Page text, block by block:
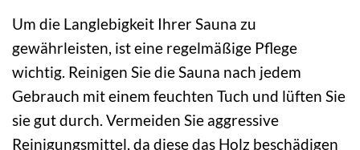
Um die Langlebigkeit Ihrer Sauna zu
gewährleisten, ist eine regelmäßige Pflege
wichtig. Reinigen Sie die Sauna nach jedem
Gebrauch mit einem feuchten Tuch und lüften Sie
sie gut durch. Vermeiden Sie aggressive
Reinigungsmittel, da diese das Holz beschädigen